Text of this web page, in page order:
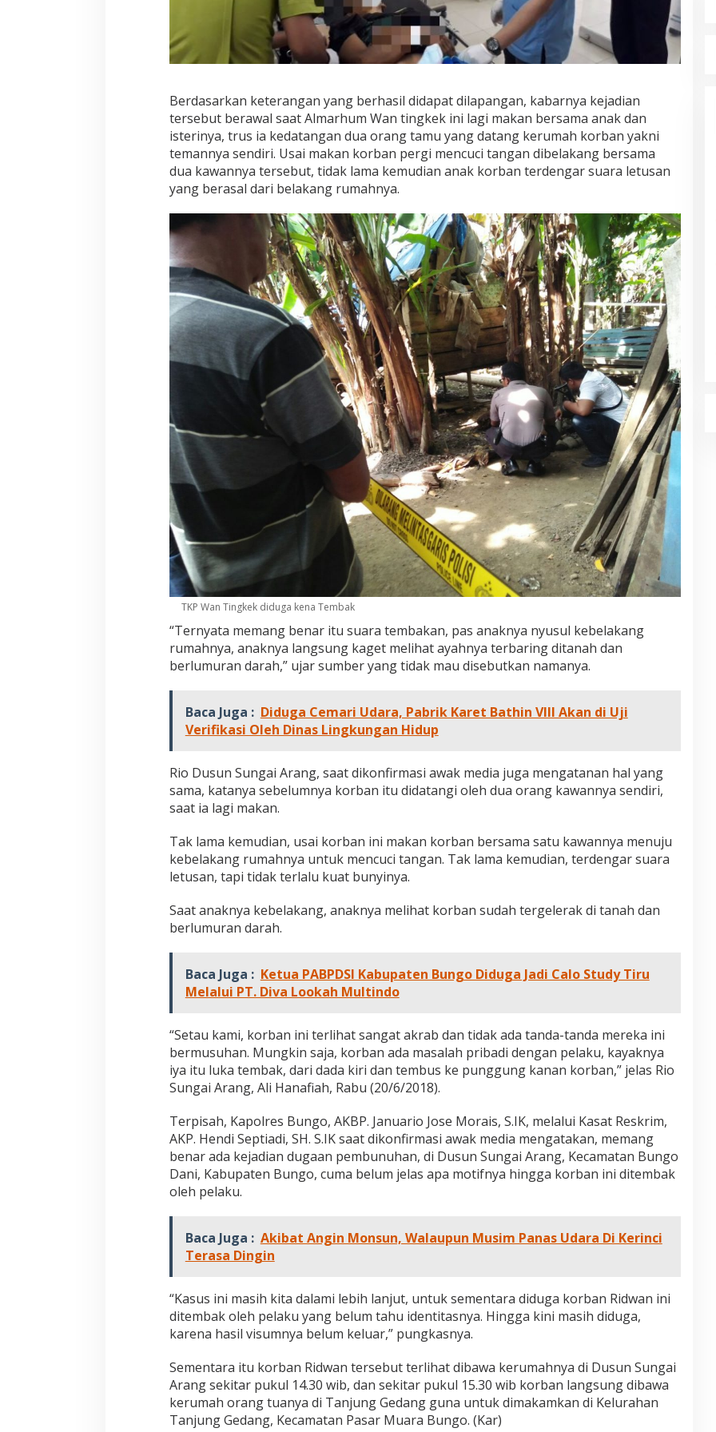
Berdasarkan keterangan yang berhasil didapat dilapangan, kabarnya kejadian
tersebut berawal saat Almarhum Wan tingkek ini lagi makan bersama anak dan
isterinya, trus ia kedatangan dua orang tamu yang datang kerumah korban yakni
temannya sendiri. Usai makan korban pergi mencuci tangan dibelakang bersama
dua kawannya tersebut, tidak lama kemudian anak korban terdengar suara letusan
yang berasal dari belakang rumahnya.
TKP Wan Tingkek diduga kena Tembak
“Ternyata memang benar itu suara tembakan, pas anaknya nyusul kebelakang
rumahnya, anaknya langsung kaget melihat ayahnya terbaring ditanah dan
berlumuran darah,” ujar sumber yang tidak mau disebutkan namanya.
Baca Juga : Diduga Cemari Udara, Pabrik Karet Bathin VIII Akan di Uji
Verifikasi Oleh Dinas Lingkungan Hidup
Rio Dusun Sungai Arang, saat dikonfirmasi awak media juga mengatanan hal yang
sama, katanya sebelumnya korban itu didatangi oleh dua orang kawannya sendiri,
saat ia lagi makan.
Tak lama kemudian, usai korban ini makan korban bersama satu kawannya menuju
kebelakang rumahnya untuk mencuci tangan. Tak lama kemudian, terdengar suara
letusan, tapi tidak terlalu kuat bunyinya.
Saat anaknya kebelakang, anaknya melihat korban sudah tergelerak di tanah dan
berlumuran darah.
Baca Juga : Ketua PABPDSI Kabupaten Bungo Diduga Jadi Calo Study Tiru
Melalui PT. Diva Lookah Multindo
“Setau kami, korban ini terlihat sangat akrab dan tidak ada tanda-tanda mereka ini
bermusuhan. Mungkin saja, korban ada masalah pribadi dengan pelaku, kayaknya
iya itu luka tembak, dari dada kiri dan tembus ke punggung kanan korban,” jelas Rio
Sungai Arang, Ali Hanafiah, Rabu (20/6/2018).
Terpisah, Kapolres Bungo, AKBP. Januario Jose Morais, S.IK, melalui Kasat Reskrim,
AKP. Hendi Septiadi, SH. S.IK saat dikonfirmasi awak media mengatakan, memang
benar ada kejadian dugaan pembunuhan, di Dusun Sungai Arang, Kecamatan Bungo
Dani, Kabupaten Bungo, cuma belum jelas apa motifnya hingga korban ini ditembak
oleh pelaku.
Baca Juga : Akibat Angin Monsun, Walaupun Musim Panas Udara Di Kerinci
Terasa Dingin
“Kasus ini masih kita dalami lebih lanjut, untuk sementara diduga korban Ridwan ini
ditembak oleh pelaku yang belum tahu identitasnya. Hingga kini masih diduga,
karena hasil visumnya belum keluar,” pungkasnya.
Sementara itu korban Ridwan tersebut terlihat dibawa kerumahnya di Dusun Sungai
Arang sekitar pukul 14.30 wib, dan sekitar pukul 15.30 wib korban langsung dibawa
kerumah orang tuanya di Tanjung Gedang guna untuk dimakamkan di Kelurahan
Tanjung Gedang, Kecamatan Pasar Muara Bungo. (Kar)